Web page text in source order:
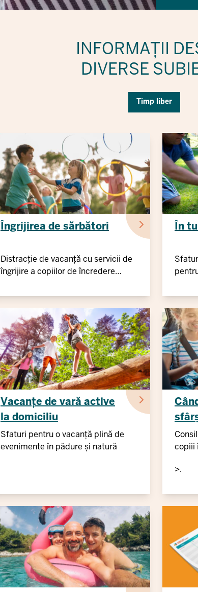
INFORMAȚII
DIVERSE
Timp liber
Îngrijirea de sărbători
Distracție de vacanță cu servicii de
îngrijire a copiilor de încredere
În
Vacanțe de vară active
la domiciliu
Sfaturi pentru o vacanță plină de
evenimente în pădure și natură
copiii
>.